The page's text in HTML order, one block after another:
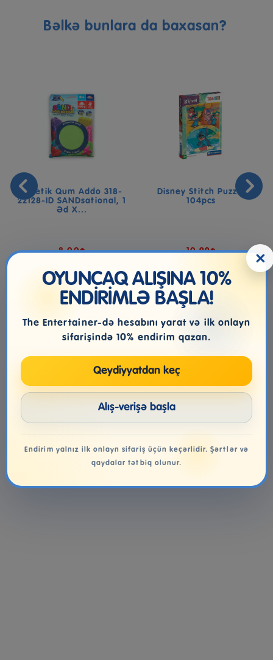
Bəlkə bunlara da baxasan?
Kinetik Qum Addo 318-
22128-ID SANDsational, 1
Əd X...
8.00₼
Disney Stitch Puzzle
104pcs
10.99₼ ×
OYUNCAQ ALIŞINA 10%
ENDİRİMLƏ BAŞLA!
The Entertainer-də hesabını yarat və ilk onlayn
sifarişində 10% endirim qazan.
Qeydiyyatdan keç
Alış-verişə başla
Endirim yalnız ilk onlayn sifariş üçün keçərlidir. Şərtlər və
qaydalar tətbiq olunur.